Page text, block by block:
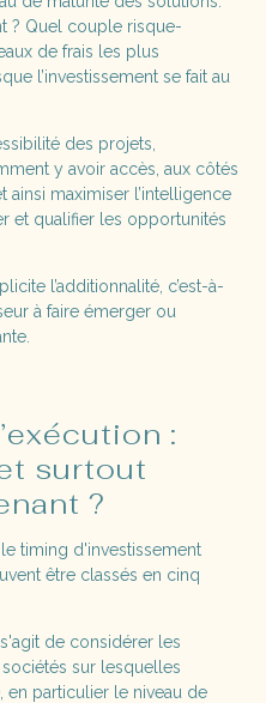
? Quel couple risque-
de frais les plus
l’investissement se fait au
des projets,
y avoir accès, aux côtés
ainsi maximiser l’intelligence
et qualifier les opportunités
l’additionnalité, c’est-à-
à faire émerger ou
:
surtout
?
timing d'investissement
être classés en cinq
de considérer les
sur lesquelles
en particulier le niveau de